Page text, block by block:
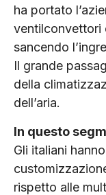
ha portato
ventilconvettori
sancendo
Il grande
della
dell’aria.
In questo
Gli italiani
rispetto alle